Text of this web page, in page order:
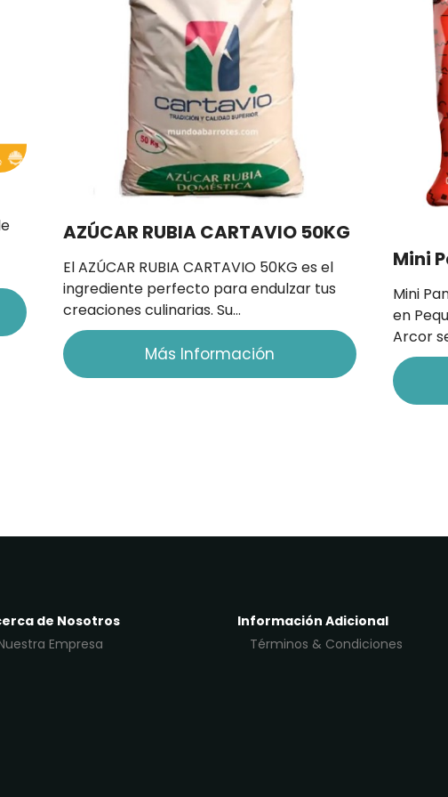
AZÚCAR RUBIA CARTAVIO 50KG
El AZÚCAR RUBIA CARTAVIO 50KG es el
ingrediente perfecto para endulzar tus
creaciones culinarias. Su…
Más Información
Mini
Mini
en
Arcor
de Nosotros
Empresa
Información Adicional
Términos & Condiciones